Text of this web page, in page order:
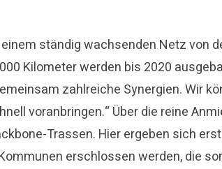
ständig wachsenden Netz von
Kilometer werden bis 2020
zahlreiche Synergien. Wir
voranbringen.“ Über die reine
Trassen. Hier ergeben sich
erschlossen werden, die